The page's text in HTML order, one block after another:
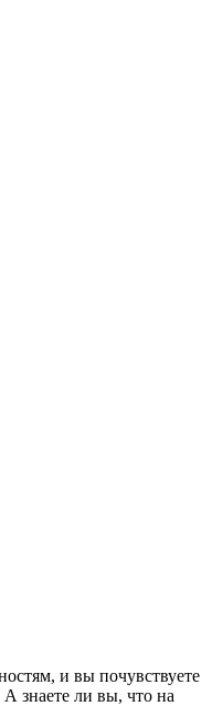
и вы почувствуете
знаете ли вы, что на